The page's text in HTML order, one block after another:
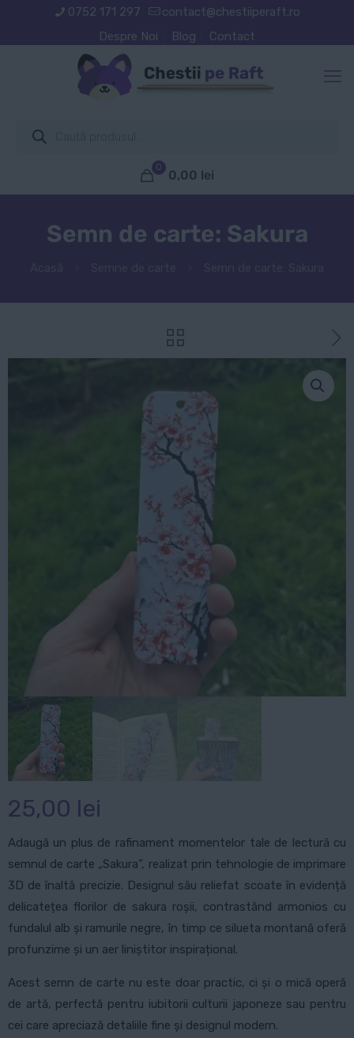
0752 171 297
contact@chestiiperaft.ro
Despre Noi
Blog Contact
search
0
0,00 lei
Semn de carte: Sakura
25,00 lei
Adaugă un plus de rafinament momentelor tale de lectură cu
semnul de carte „Sakura”, realizat prin tehnologie de imprimare
3D de înaltă precizie. Designul său reliefat scoate în evidență
delicatețea florilor de sakura roșii, contrastând armonios cu
fundalul alb și ramurile negre, în timp ce silueta montană oferă
profunzime și un aer liniștitor inspirațional.
Acest semn de carte nu este doar practic, ci și o mică operă
de artă, perfectă pentru iubitorii culturii japoneze sau pentru
cei care apreciază detaliile fine și designul modern.